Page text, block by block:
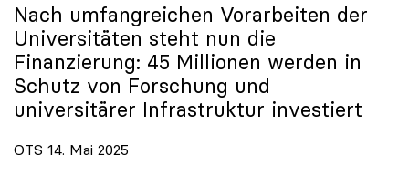
Nach umfangreichen Vorarbeiten der
Universitäten steht nun die
Finanzierung: 45 Millionen werden in
Schutz von Forschung und
universitärer Infrastruktur investiert
OTS 14. Mai 2025